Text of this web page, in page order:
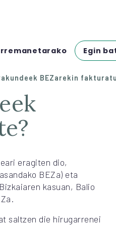
Egin
BEZarekin
eragiten dio,
BEZa) eta
kasuan, Balio
saltzen die hirugarrenei